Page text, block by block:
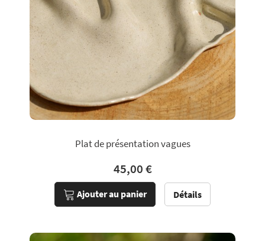
Plat de présentation vagues
45,00 €
Ajouter au panier Détails